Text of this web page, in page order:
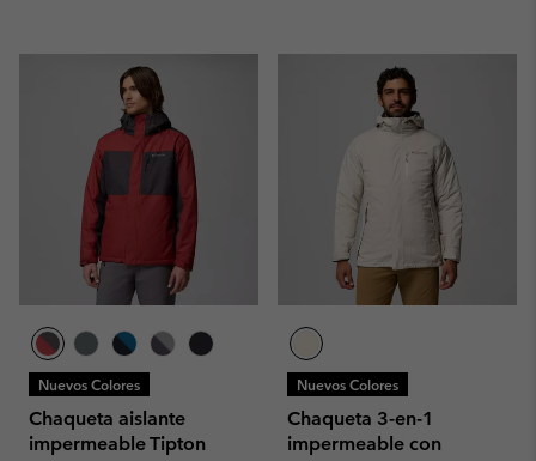
Nuevos Colores
Chaqueta aislante
impermeable Tipton
Nuevos Colores
Chaqueta 3-en-1
impermeable con